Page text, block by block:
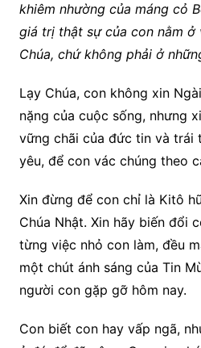
khiêm nhường của máng cỏ
giá trị thật sự của con nằm ở
Chúa, chứ không phải ở
Lạy Chúa, con không xin
nặng của cuộc sống, nhưng
vững chãi của đức tin và trái
yêu, để con vác chúng theo
Xin đừng để con chỉ là Kitô
Chúa Nhật. Xin hãy biến đổi
từng việc nhỏ con làm, đều
một chút ánh sáng của Tin
người con gặp gỡ hôm nay.
Con biết con hay vấp ngã,